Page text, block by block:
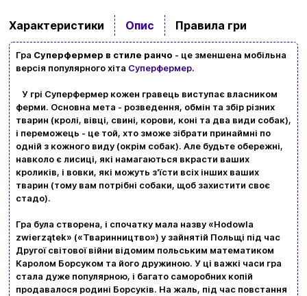
Характеристики Опис Правила гри
Гра Суперфермер в стиле ранчо - це зменшена мобільна
версія популярного хіта Суперфермер.
У грі Суперфермер кожен гравець виступає власником
ферми. Основна мета - розведення, обмін та збір різних
тварин (кролі, вівці, свині, корови, коні та два види собак),
і переможець - це той, хто зможе зібрати принаймні по
одній з кожного виду (окрім собак). Але будьте обережні,
навколо є лисиці, які намагаються вкрасти ваших
кроликів, і вовки, які можуть з'їсти всіх інших ваших
тварин (тому вам потрібні собаки, щоб захистити своє
стадо).
Гра була створена, і спочатку мала назву «Hodowla
zwierzątek» («Тваринництво») у зайнятій Польщі під час
Другої світової війни відомим польським математиком
Каролом Борсуком та його дружиною. У ці важкі часи гра
стала дуже популярною, і багато саморобних копій
продавалося родині Борсуків. На жаль, під час повстання
Вхід Реєстрація
Бренди
Новини та статті
Повернення та обмін товарів
Політика конфіденційності
Ваш кошик зараз порожній